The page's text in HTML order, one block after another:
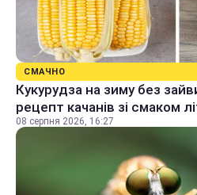
СМАЧНО
Кукурудза на зиму без
рецепт качанів зі смаком
08 серпня 2026, 16:27